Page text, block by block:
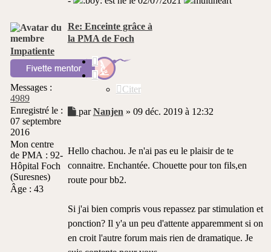
Re: Enceinte grâce à
la PMA de Foch
Citer
Citer
Message
parNanjen » 09 déc. 2019 à 12:32
Hello chachou. Je n'ai pas eu le plaisir de te
connaitre. Enchantée. Chouette pour ton fils,en
route pour bb2.
Si j'ai bien compris vous repassez par stimulation et
ponction? Il y'a un peu d'attente apparemment si on
en croit l'autre forum mais rien de dramatique. Je
Impatiente
Messages :
4989
Enregistré le :
07 septembre
2016
Mon centre
de PMA : 92-
Hôpital Foch
(Suresnes)
Âge : 43